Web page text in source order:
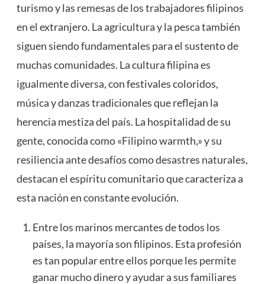
turismo y las remesas de los trabajadores filipinos
en el extranjero. La agricultura y la pesca también
siguen siendo fundamentales para el sustento de
muchas comunidades. La cultura filipina es
igualmente diversa, con festivales coloridos,
música y danzas tradicionales que reflejan la
herencia mestiza del país. La hospitalidad de su
gente, conocida como «Filipino warmth,» y su
resiliencia ante desafíos como desastres naturales,
destacan el espíritu comunitario que caracteriza a
esta nación en constante evolución.
Entre los marinos mercantes de todos los
países, la mayoría son filipinos. Esta profesión
es tan popular entre ellos porque les permite
ganar mucho dinero y ayudar a sus familiares